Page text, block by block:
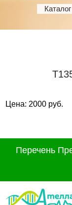
Цена: 2000 руб.
Перечень